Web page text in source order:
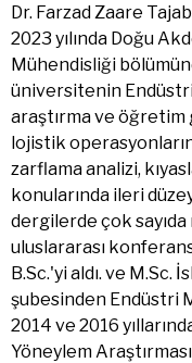
Dr. Farzad Zaare
2023 yılında Doğu
Mühendisliği
üniversitenin
araştırma ve
lojistik
zarflama analizi,
konularında ileri
dergilerde çok sayıda
uluslararası
B.Sc.'yi aldı. ve M.Sc.
şubesinden Endüstri
2014 ve 2016
Yöneylem